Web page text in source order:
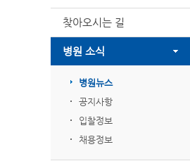
찾아오시는 길
병원 소식
병원뉴스
공지사항
입찰정보
채용정보